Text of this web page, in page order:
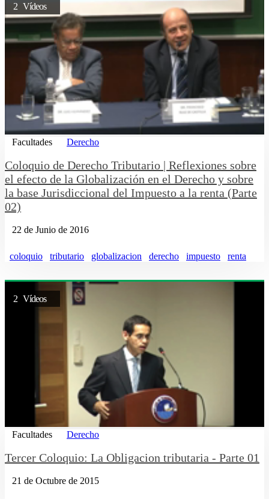
2 Vídeos
Facultades Derecho
Coloquio de Derecho Tributario | Reflexiones sobre
el efecto de la Globalización en el Derecho y sobre
la base Jurisdiccional del Impuesto a la renta (Parte
02)
22 de Junio de 2016
coloquio tributario globalizacion derecho impuesto renta
2 Vídeos
Facultades Derecho
Tercer Coloquio: La Obligacion tributaria - Parte 01
21 de Octubre de 2015